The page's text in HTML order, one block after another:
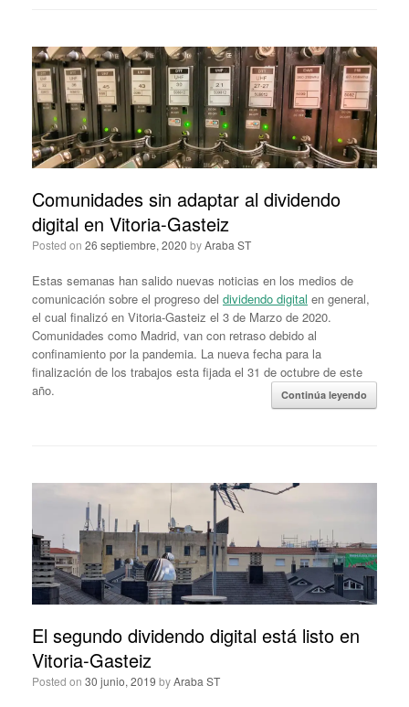
Comunidades sin adaptar al dividendo
digital en Vitoria-Gasteiz
Posted on 26 septiembre, 2020 byAraba ST
Estas semanas han salido nuevas noticias en los medios de
comunicación sobre el progreso del dividendo digital en general,
el cual finalizó en Vitoria-Gasteiz el 3 de Marzo de 2020.
Comunidades como Madrid, van con retraso debido al
confinamiento por la pandemia. La nueva fecha para la
finalización de los trabajos esta fijada el 31 de octubre de este
año.
Continúa leyendo
El segundo dividendo digital está listo en
Vitoria-Gasteiz
Posted on 30 junio, 2019 byAraba ST